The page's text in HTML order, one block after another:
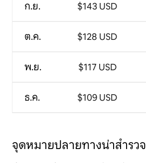
ก.ย.
ต.ค.
พ.ย.
ธ.ค.
$143 USD
$128 USD
$117 USD
$109 USD
จุดหมายปลายทางน่าสำรวจ